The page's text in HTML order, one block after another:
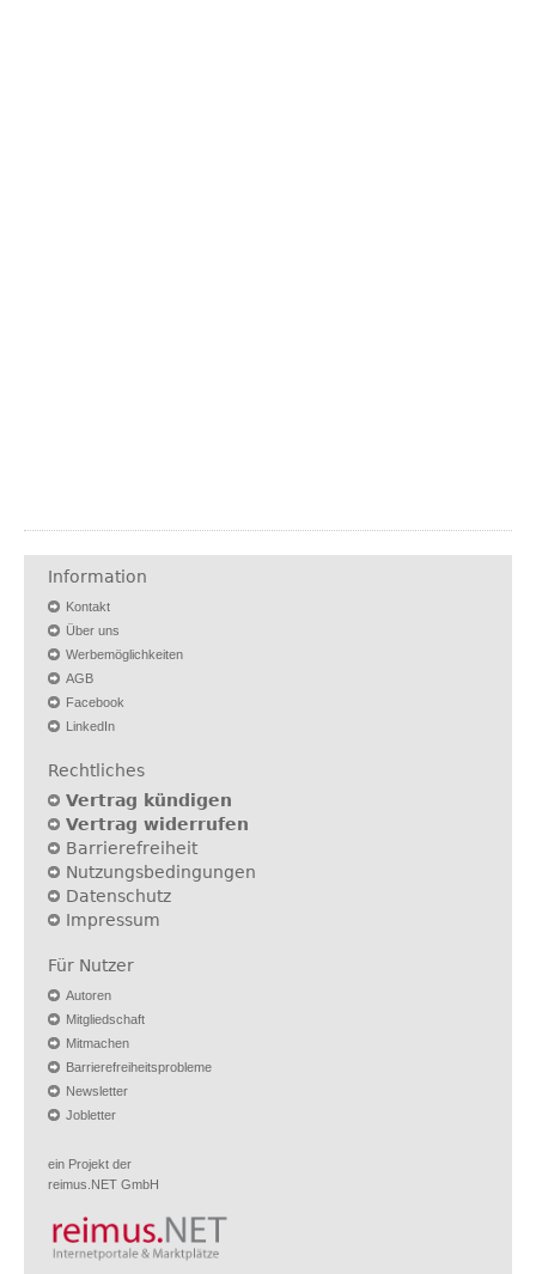
Information
Kontakt
Über uns
Werbemöglichkeiten
AGB
Facebook
LinkedIn
Rechtliches
Vertrag kündigen
Vertrag widerrufen
Barrierefreiheit
Nutzungsbedingungen
Datenschutz
Impressum
Für Nutzer
Autoren
Mitgliedschaft
Mitmachen
Barrierefreiheitsprobleme
Newsletter
Jobletter
ein Projekt der
reimus.NET GmbH